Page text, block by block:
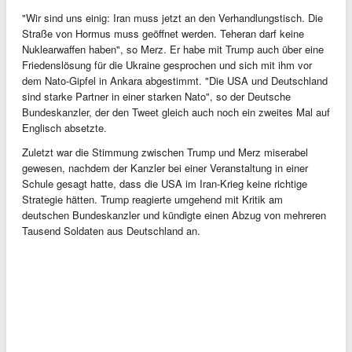
"Wir sind uns einig: Iran muss jetzt an den Verhandlungstisch. Die
Straße von Hormus muss geöffnet werden. Teheran darf keine
Nuklearwaffen haben", so Merz. Er habe mit Trump auch über eine
Friedenslösung für die Ukraine gesprochen und sich mit ihm vor
dem Nato-Gipfel in Ankara abgestimmt. "Die USA und Deutschland
sind starke Partner in einer starken Nato", so der Deutsche
Bundeskanzler, der den Tweet gleich auch noch ein zweites Mal auf
Englisch absetzte.
Zuletzt war die Stimmung zwischen Trump und Merz miserabel
gewesen, nachdem der Kanzler bei einer Veranstaltung in einer
Schule gesagt hatte, dass die USA im Iran-Krieg keine richtige
Strategie hätten. Trump reagierte umgehend mit Kritik am
deutschen Bundeskanzler und kündigte einen Abzug von mehreren
Tausend Soldaten aus Deutschland an.